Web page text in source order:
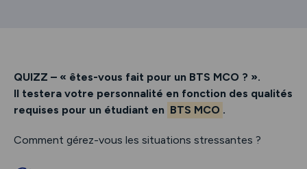
QUIZZ – « êtes-vous fait pour un BTS MCO ? ».
Il testera votre personnalité en fonction des qualités
requises pour un étudiant en BTS MCO .
Comment gérez-vous les situations stressantes ?